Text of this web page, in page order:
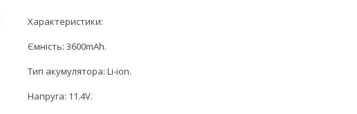
Характеристики:
Ємність: 3600mAh.
Тип акумулятора: Li-ion.
Напруга: 11.4V.